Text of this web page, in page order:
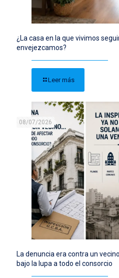
¿La casa en la que vivimos
envejezcamos?
Leer más
08/07/2026
La denuncia era contra un
bajo la lupa a todo el consorcio